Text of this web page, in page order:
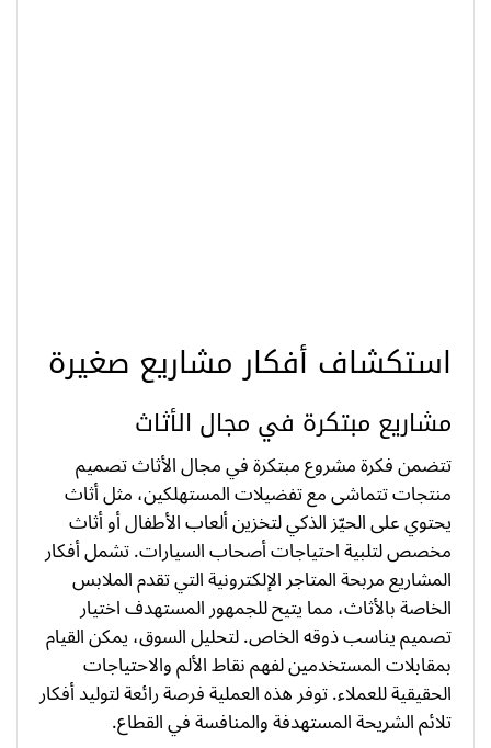
استكشاف أفكار مشاريع صغيرة
مشاريع مبتكرة في مجال الأثاث
تتضمن فكرة مشروع مبتكرة في مجال الأثاث تصميم
منتجات تتماشى مع تفضيلات المستهلكين، مثل أثاث
يحتوي على الحيّز الذكي لتخزين ألعاب الأطفال أو أثاث
مخصص لتلبية احتياجات أصحاب السيارات. تشمل أفكار
المشاريع مربحة المتاجر الإلكترونية التي تقدم الملابس
الخاصة بالأثاث، مما يتيح للجمهور المستهدف اختيار
تصميم يناسب ذوقه الخاص. لتحليل السوق، يمكن القيام
بمقابلات المستخدمين لفهم نقاط الألم والاحتياجات
الحقيقية للعملاء. توفر هذه العملية فرصة رائعة لتوليد أفكار
تلائم الشريحة المستهدفة والمنافسة في القطاع.